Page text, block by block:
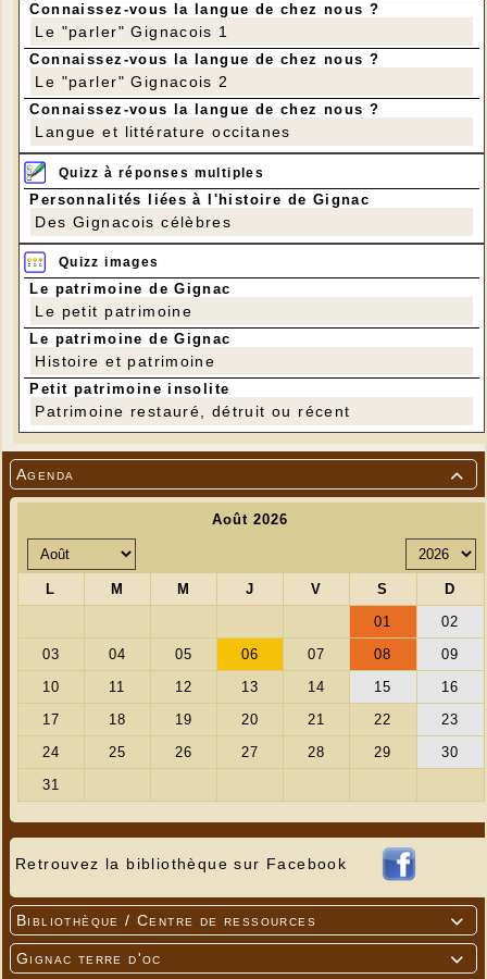

Agenda
Retrouvez la bibliothèque sur Facebook

Bibliothèque / Centre de ressources

Gignac terre d'oc
Connaissez-vous la langue de chez nous ?
Le "parler" Gignacois 1
Connaissez-vous la langue de chez nous ?
Le "parler" Gignacois 2
Connaissez-vous la langue de chez nous ?
Langue et littérature occitanes
Quizz à réponses multiples
Personnalités liées à l'histoire de Gignac
Des Gignacois célèbres
Quizz images
Le patrimoine de Gignac
Le petit patrimoine
Le patrimoine de Gignac
Histoire et patrimoine
Petit patrimoine insolite
Patrimoine restauré, détruit ou récent